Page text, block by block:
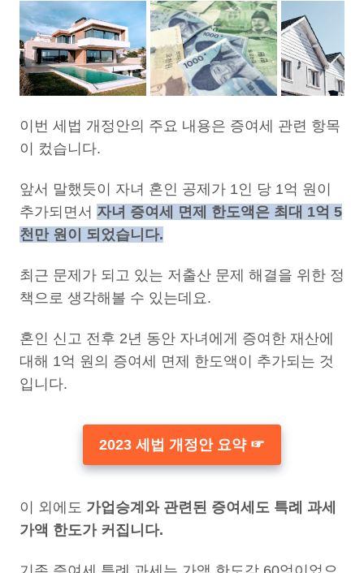
이번 세법 개정안의 주요 내용은 증여세 관련 항목
이 컸습니다.
앞서 말했듯이 자녀 혼인 공제가 1인 당 1억 원이
추가되면서 자녀 증여세 면제 한도액은 최대 1억 5
천만 원이 되었습니다.
최근 문제가 되고 있는 저출산 문제 해결을 위한 정
책으로 생각해볼 수 있는데요.
혼인 신고 전후 2년 동안 자녀에게 증여한 재산에
대해 1억 원의 증여세 면제 한도액이 추가되는 것
입니다.
2023 세법 개정안 요약 ☞
이 외에도 가업승계와 관련된 증여세도 특례 과세
가액 한도가 커집니다.